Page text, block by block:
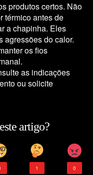
produtos certos. Não
térmico antes de
a chapinha. Eles
agressões do calor.
os fios
as indicações
ou solicite
artigo?
1 0